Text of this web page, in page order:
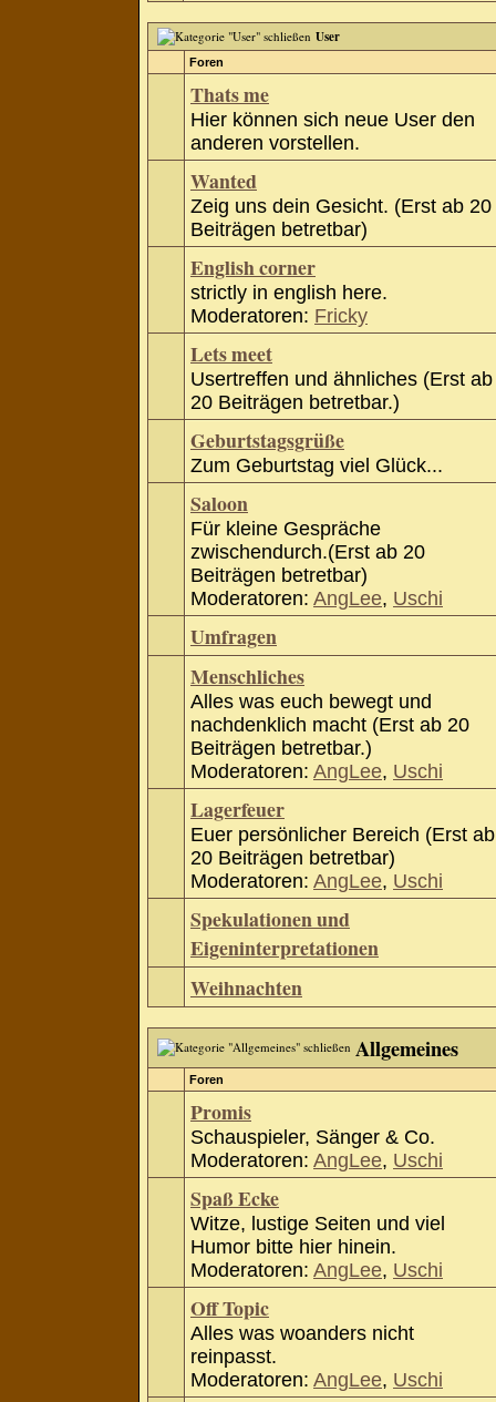
User
Foren
Thats me
Hier können sich neue User den
anderen vorstellen.
Wanted
Zeig uns dein Gesicht. (Erst ab 20
Beiträgen betretbar)
English corner
strictly in english here.
Moderatoren: Fricky
Lets meet
Usertreffen und ähnliches (Erst ab
20 Beiträgen betretbar.)
Geburtstagsgrüße
Zum Geburtstag viel Glück...
Saloon
Für kleine Gespräche
zwischendurch.(Erst ab 20
Beiträgen betretbar)
Moderatoren: AngLee, Uschi
Umfragen
Menschliches
Alles was euch bewegt und
nachdenklich macht (Erst ab 20
Beiträgen betretbar.)
Moderatoren: AngLee, Uschi
Lagerfeuer
Euer persönlicher Bereich (Erst ab
20 Beiträgen betretbar)
Moderatoren: AngLee, Uschi
Spekulationen und
Eigeninterpretationen
Weihnachten
Allgemeines
Foren
Promis
Schauspieler, Sänger & Co.
Moderatoren: AngLee, Uschi
Spaß Ecke
Witze, lustige Seiten und viel
Humor bitte hier hinein.
Moderatoren: AngLee, Uschi
Off Topic
Alles was woanders nicht
reinpasst.
Moderatoren: AngLee, Uschi